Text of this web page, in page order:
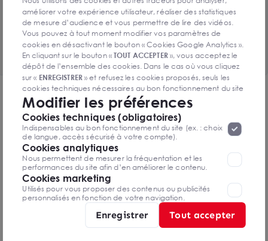
1 lot de 287m² disponibles
Voir le tableau complet
DPE & GES
Diagnostic de performance énergétique
Diagnostics DPE en cours de réalisation
Indice d'émission de gaz à effet de serre
améliorer votre expérience utilisateur, réaliser des statistiques
de mesure d’audience et vous permettre de lire des vidéos.
Vous pouvez à tout moment modifier vos paramètres de
cookies en désactivant le bouton « Cookies Google Analytics ».
En cliquant sur le bouton «TOUT ACCEPTER», vous acceptez le
dépôt de l’ensemble des cookies. Dans le cas où vous cliquez
sur « ENREGISTRER» et refusez les cookies proposés, seuls les
cookies techniques nécessaires au bon fonctionnement du site
seront déposés. Pour plus d’informations, vous pouvez consulter
la page«Protection des données à caractère
personnel ».Lorsque vous naviguez sur notre site internet, il
peut être amenée à déposer des cookies. Vous avez la
possibilité de désactiver les cookies, ces réglages ne seront
valables que sur le navigateur que vous utilisez actuellement
Modifier les préférences
Cookies techniques (obligatoires)
Indispensables au bon fonctionnement du site (ex. : choix
de langue, accès sécurisé à votre compte).
Cookies analytiques
Nous permettent de mesurer la fréquentation et les
performances du site afin d’en améliorer le contenu.
Cookies marketing
Utilisés pour vous proposer des contenus ou publicités
personnalisés en fonction de votre navigation.
Enregistrer Tout accepter